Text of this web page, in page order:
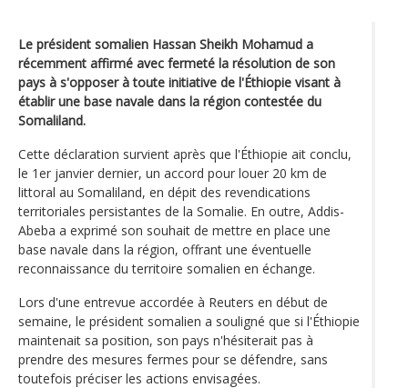
Le président somalien Hassan Sheikh Mohamud a
récemment affirmé avec fermeté la résolution de son
pays à s'opposer à toute initiative de l'Éthiopie visant à
établir une base navale dans la région contestée du
Somaliland.
Cette déclaration survient après que l'Éthiopie ait conclu,
le 1er janvier dernier, un accord pour louer 20 km de
littoral au Somaliland, en dépit des revendications
territoriales persistantes de la Somalie. En outre, Addis-
Abeba a exprimé son souhait de mettre en place une
base navale dans la région, offrant une éventuelle
reconnaissance du territoire somalien en échange.
Lors d'une entrevue accordée à Reuters en début de
semaine, le président somalien a souligné que si l'Éthiopie
maintenait sa position, son pays n'hésiterait pas à
prendre des mesures fermes pour se défendre, sans
toutefois préciser les actions envisagées.